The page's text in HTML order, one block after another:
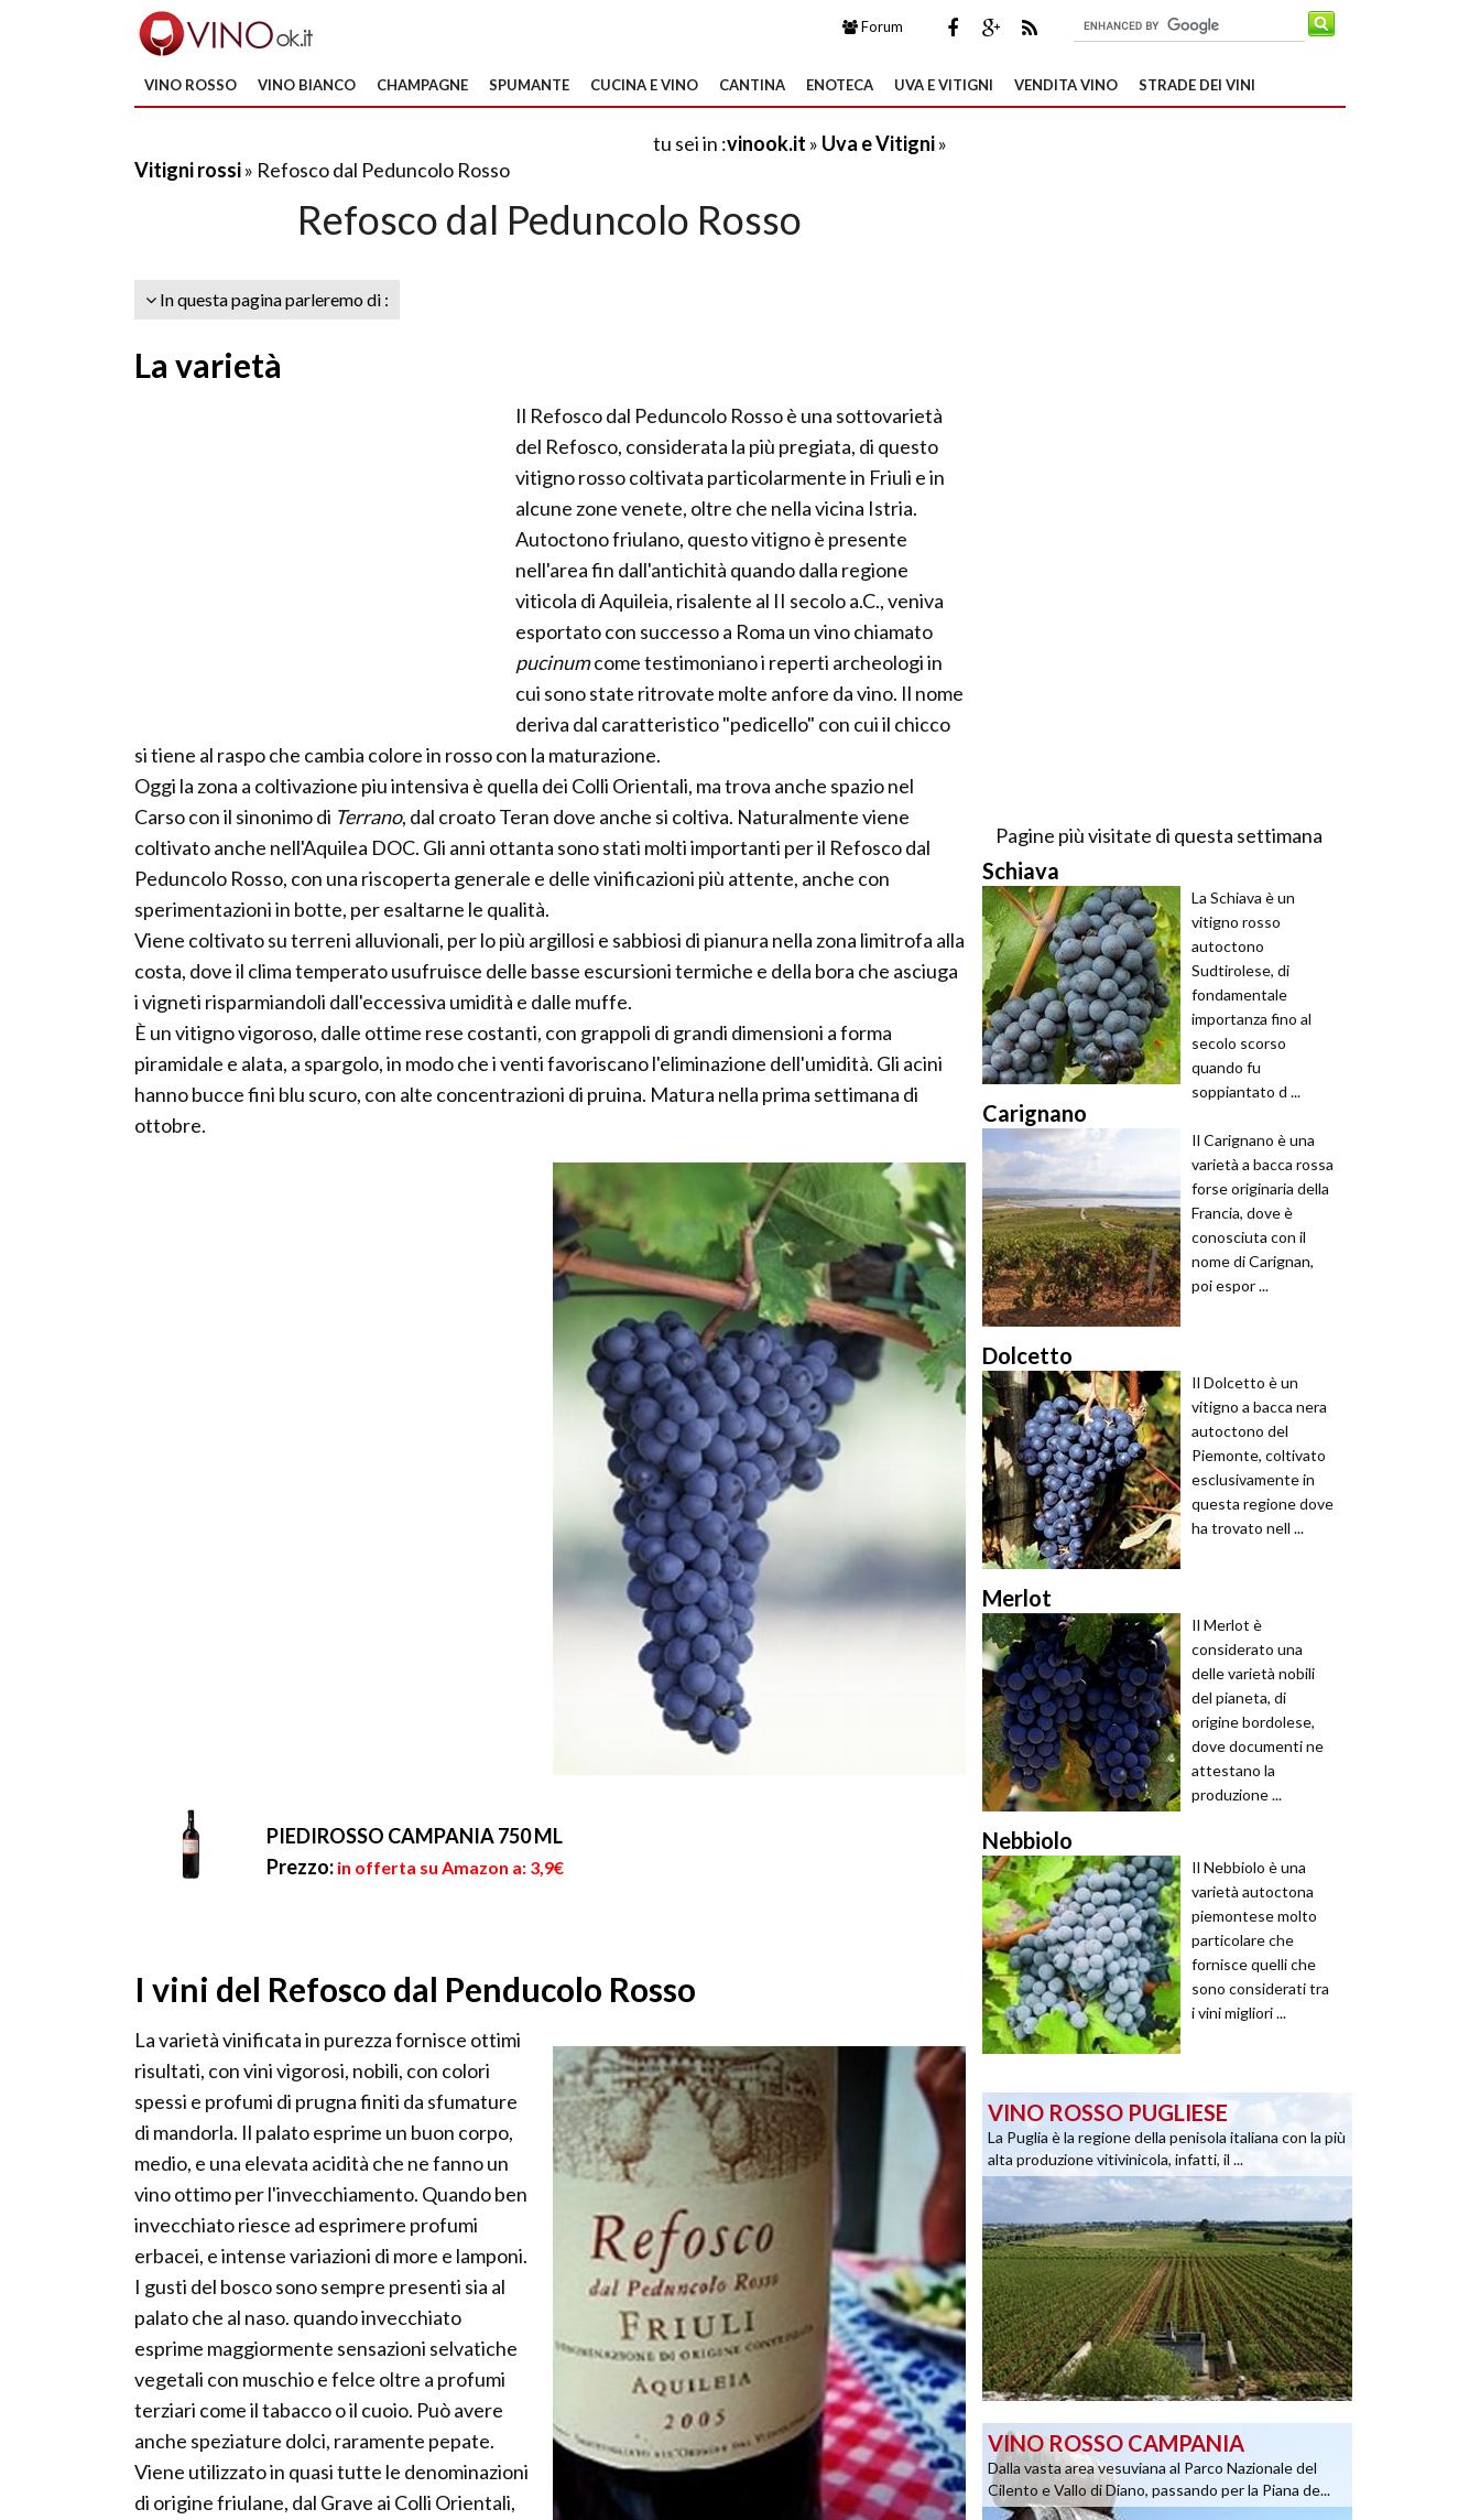
Forum
VINO ROSSO VINO BIANCO CHAMPAGNE SPUMANTE CUCINA E VINO CANTINA ENOTECA UVA E VITIGNI VENDITA VINO STRADE DEI VINI
tu sei in :vinook.it » Uva e Vitigni»
Vitigni rossi» Refosco dal Peduncolo Rosso
Refosco dal Peduncolo Rosso
In questa pagina parleremo di :
La varietà
Il Refosco dal Peduncolo Rosso è una sottovarietà
del Refosco, considerata la più pregiata, di questo
vitigno rosso coltivata particolarmente in Friuli e in
alcune zone venete, oltre che nella vicina Istria.
Autoctono friulano, questo vitigno è presente
nell'area fin dall'antichità quando dalla regione
viticola di Aquileia, risalente al II secolo a.C., veniva
esportato con successo a Roma un vino chiamato
pucinumcome testimoniano i reperti archeologi in
cui sono state ritrovate molte anfore da vino. Il nome
deriva dal caratteristico "pedicello" con cui il chicco
si tiene al raspo che cambia colore in rosso con la maturazione.
Oggi la zona a coltivazione piu intensiva è quella dei Colli Orientali, ma trova anche spazio nel
Carso con il sinonimo di Terrano, dal croato Teran dove anche si coltiva. Naturalmente viene
coltivato anche nell'Aquilea DOC. Gli anni ottanta sono stati molti importanti per il Refosco dal
Peduncolo Rosso, con una riscoperta generale e delle vinificazioni più attente, anche con
sperimentazioni in botte, per esaltarne le qualità.
Viene coltivato su terreni alluvionali, per lo più argillosi e sabbiosi di pianura nella zona limitrofa alla
costa, dove il clima temperato usufruisce delle basse escursioni termiche e della bora che asciuga
i vigneti risparmiandoli dall'eccessiva umidità e dalle muffe.
È un vitigno vigoroso, dalle ottime rese costanti, con grappoli di grandi dimensioni a forma
piramidale e alata, a spargolo, in modo che i venti favoriscano l'eliminazione dell'umidità. Gli acini
hanno bucce fini blu scuro, con alte concentrazioni di pruina. Matura nella prima settimana di
ottobre.
PIEDIROSSO CAMPANIA 750 ML
Prezzo: in offerta su Amazon a: 3,9€
I vini del Refosco dal Penducolo Rosso
La varietà vinificata in purezza fornisce ottimi
risultati, con vini vigorosi, nobili, con colori
spessi e profumi di prugna finiti da sfumature
di mandorla. Il palato esprime un buon corpo,
medio, e una elevata acidità che ne fanno un
vino ottimo per l'invecchiamento. Quando ben
invecchiato riesce ad esprimere profumi
erbacei, e intense variazioni di more e lamponi.
I gusti del bosco sono sempre presenti sia al
palato che al naso. quando invecchiato
esprime maggiormente sensazioni selvatiche
vegetali con muschio e felce oltre a profumi
terziari come il tabacco o il cuoio. Può avere
anche speziature dolci, raramente pepate.
Viene utilizzato in quasi tutte le denominazioni
di origine friulane, dal Grave ai Colli Orientali,
Pagine più visitate di questa settimana
Schiava
La Schiava è un
vitigno rosso
autoctono
Sudtirolese, di
fondamentale
importanza fino al
secolo scorso
quando fu
soppiantato d ...
Carignano
Il Carignano è una
varietà a bacca rossa
forse originaria della
Francia, dove è
conosciuta con il
nome di Carignan,
poi espor ...
Dolcetto
Il Dolcetto è un
vitigno a bacca nera
autoctono del
Piemonte, coltivato
esclusivamente in
questa regione dove
ha trovato nell ...
Merlot
Il Merlot è
considerato una
delle varietà nobili
del pianeta, di
origine bordolese,
dove documenti ne
attestano la
produzione ...
Nebbiolo
Il Nebbiolo è una
varietà autoctona
piemontese molto
particolare che
fornisce quelli che
sono considerati tra
i vini migliori ...
VINO ROSSO PUGLIESE
La Puglia è la regione della penisola italiana con la più
alta produzione vitivinicola, infatti, il ...
VINO ROSSO CAMPANIA
Dalla vasta area vesuviana al Parco Nazionale del
Cilento e Vallo di Diano, passando per la Piana de...